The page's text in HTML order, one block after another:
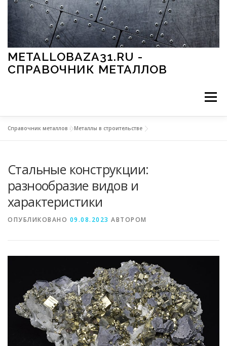
Перейти к содержимому
METALLOBAZA31.RU -
СПРАВОЧНИК МЕТАЛЛОВ
Меню
МЕТАЛЛЫ И ОКРУЖАЮЩАЯ СРЕДА
ПРИМЕНЕНИЕ МЕТАЛЛОВ
СТАТЬИ
Справочник металлов »Металлы в строительстве
Стальные конструкции:
разнообразие видов и
характеристики
ОПУБЛИКОВАНО 09.08.2023 АВТОРОМ